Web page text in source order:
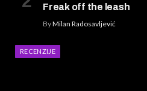
Freak off the leash
ByMilan Radosavljević
RECENZIJE